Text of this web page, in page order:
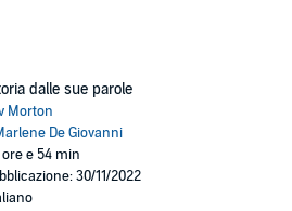
dalle sue parole
Morton
De Giovanni
ore e 54 min
30/11/2022